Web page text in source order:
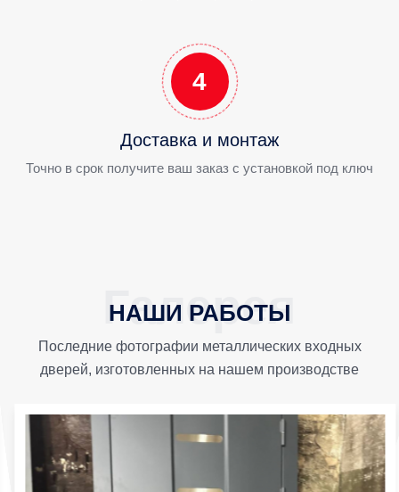
4
Доставка и монтаж
Точно в срок получите ваш заказ с установкой под ключ
НАШИ РАБОТЫ
Последние фотографии металлических входных
дверей, изготовленных на нашем производстве